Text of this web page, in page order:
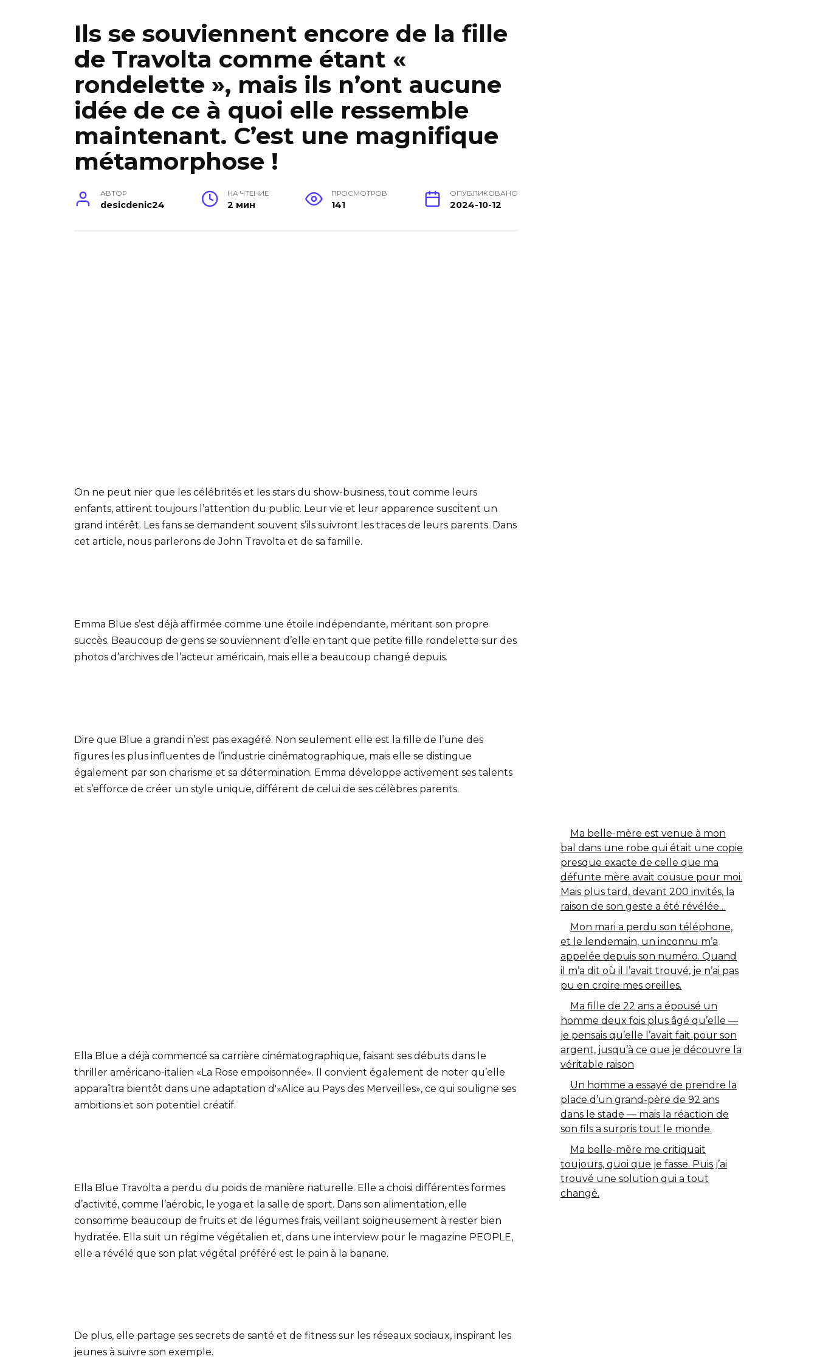
Ils se souviennent encore de la fille
de Travolta comme étant «
rondelette », mais ils n’ont aucune
idée de ce à quoi elle ressemble
maintenant. C’est une magnifique
métamorphose !
АВТОР
desicdenic24
НА ЧТЕНИЕ
2 мин
ПРОСМОТРОВ
141
ОПУБЛИКОВАНО
2024-10-12
On ne peut nier que les célébrités et les stars du show-business, tout comme leurs
enfants, attirent toujours l’attention du public. Leur vie et leur apparence suscitent un
grand intérêt. Les fans se demandent souvent s’ils suivront les traces de leurs parents. Dans
cet article, nous parlerons de John Travolta et de sa famille.
Emma Blue s’est déjà affirmée comme une étoile indépendante, méritant son propre
succès. Beaucoup de gens se souviennent d’elle en tant que petite fille rondelette sur des
photos d’archives de l’acteur américain, mais elle a beaucoup changé depuis.
Dire que Blue a grandi n’est pas exagéré. Non seulement elle est la fille de l’une des
figures les plus influentes de l’industrie cinématographique, mais elle se distingue
également par son charisme et sa détermination. Emma développe activement ses talents
et s’efforce de créer un style unique, différent de celui de ses célèbres parents.
Ella Blue a déjà commencé sa carrière cinématographique, faisant ses débuts dans le
thriller américano-italien «La Rose empoisonnée». Il convient également de noter qu’elle
apparaîtra bientôt dans une adaptation d'»Alice au Pays des Merveilles», ce qui souligne ses
ambitions et son potentiel créatif.
Ella Blue Travolta a perdu du poids de manière naturelle. Elle a choisi différentes formes
d’activité, comme l’aérobic, le yoga et la salle de sport. Dans son alimentation, elle
consomme beaucoup de fruits et de légumes frais, veillant soigneusement à rester bien
hydratée. Ella suit un régime végétalien et, dans une interview pour le magazine PEOPLE,
elle a révélé que son plat végétal préféré est le pain à la banane.
De plus, elle partage ses secrets de santé et de fitness sur les réseaux sociaux, inspirant les
jeunes à suivre son exemple.
Ma belle-mère est venue à mon
bal dans une robe qui était une copie
presque exacte de celle que ma
défunte mère avait cousue pour moi.
Mais plus tard, devant 200 invités, la
raison de son geste a été révélée…
Mon mari a perdu son téléphone,
et le lendemain, un inconnu m’a
appelée depuis son numéro. Quand
il m’a dit où il l’avait trouvé, je n’ai pas
pu en croire mes oreilles.
Ma fille de 22 ans a épousé un
homme deux fois plus âgé qu’elle —
je pensais qu’elle l’avait fait pour son
argent, jusqu’à ce que je découvre la
véritable raison
Un homme a essayé de prendre la
place d’un grand-père de 92 ans
dans le stade — mais la réaction de
son fils a surpris tout le monde.
Ma belle-mère me critiquait
toujours, quoi que je fasse. Puis j’ai
trouvé une solution qui a tout
changé.